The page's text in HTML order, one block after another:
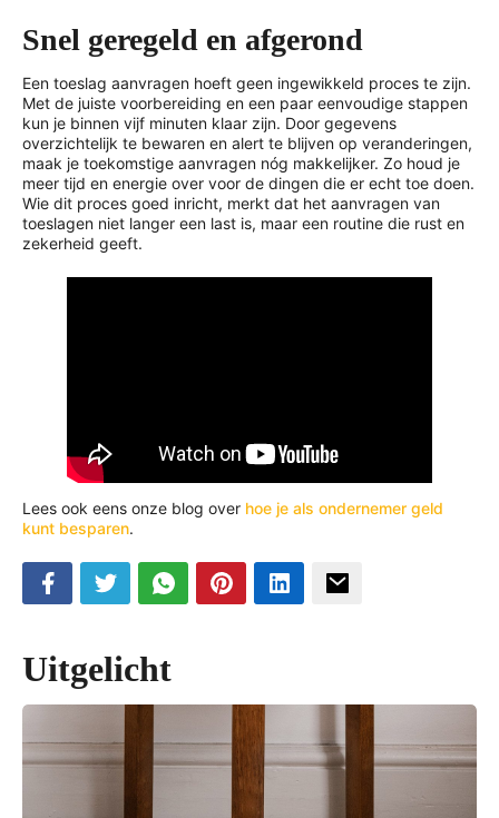
Snel geregeld en afgerond
Een toeslag aanvragen hoeft geen ingewikkeld proces te zijn.
Met de juiste voorbereiding en een paar eenvoudige stappen
kun je binnen vijf minuten klaar zijn. Door gegevens
overzichtelijk te bewaren en alert te blijven op veranderingen,
maak je toekomstige aanvragen nóg makkelijker. Zo houd je
meer tijd en energie over voor de dingen die er echt toe doen.
Wie dit proces goed inricht, merkt dat het aanvragen van
toeslagen niet langer een last is, maar een routine die rust en
zekerheid geeft.
Lees ook eens onze blog over hoe je als ondernemer geld
kunt besparen.
Uitgelicht